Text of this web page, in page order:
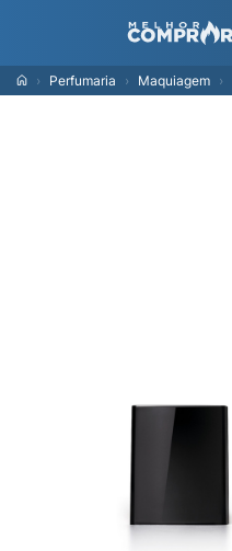
Perfumaria Maquiagem